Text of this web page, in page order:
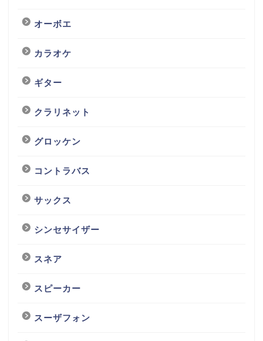
オーボエ
カラオケ
ギター
クラリネット
グロッケン
コントラバス
サックス
シンセサイザー
スネア
スピーカー
スーザフォン